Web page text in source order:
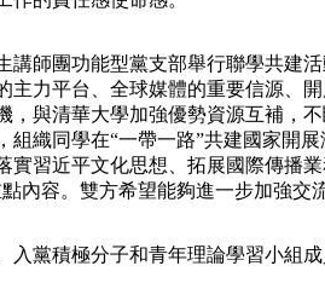
年冬奥会 CBA NBA 中超
会 体育江湖 文化体育 冰雪道
带一路 央博 非遗 文化 旅
话 云起 超级工厂 智敬中国
師團功能型黨支部舉行聯學共建
力平台、全球媒體的重要信源
與清華大學加強優勢資源互補，
織同學在“一帶一路”共建國家開
實習近平文化思想、拓展國際傳
內容。雙方希望能夠進一步加強交
積極分子和青年理論學習小組成